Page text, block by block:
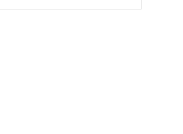
稳定器的转向胶套和球头